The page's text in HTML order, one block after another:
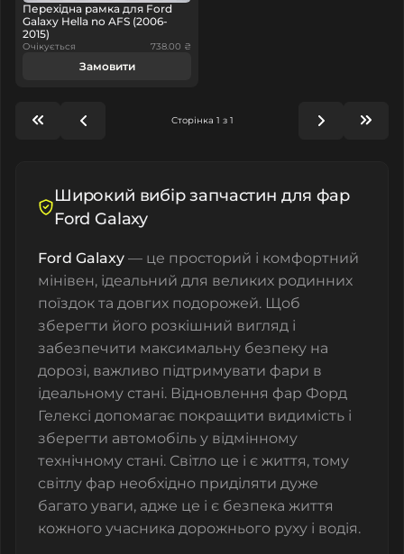
Перехідна рамка для Ford
Galaxy Hella no AFS (2006-
2015)
Очікується 738.00 ₴
Замовити
Сторінка 1 з 1
Широкий вибір запчастин для фар
Ford Galaxy
Ford Galaxy — це просторий і комфортний
мінівен, ідеальний для великих родинних
поїздок та довгих подорожей. Щоб
зберегти його розкішний вигляд і
забезпечити максимальну безпеку на
дорозі, важливо підтримувати фари в
ідеальному стані. Відновлення фар Форд
Гелексі допомагає покращити видимість і
зберегти автомобіль у відмінному
технічному стані. Світло це і є життя, тому
світлу фар необхідно приділяти дуже
багато уваги, адже це і є безпека життя
кожного учасника дорожнього руху і водія.